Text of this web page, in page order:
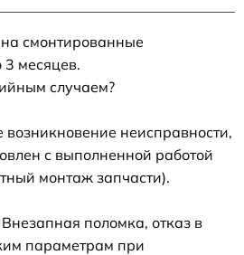
на смонтированные
месяцев.
случаем?
возникновение неисправности,
с выполненной работой
монтаж запчасти).
поломка, отказ в
параметрам при